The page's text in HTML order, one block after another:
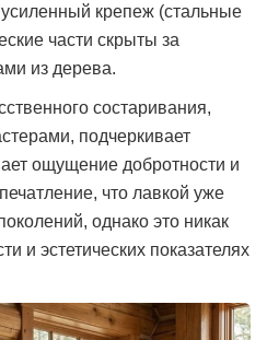
крепеж (стальные
части скрыты за
из дерева.
состаривания,
подчеркивает
ощущение добротности и
что лавкой уже
однако это никак
и эстетических показателях